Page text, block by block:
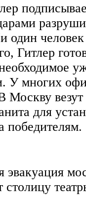
один
Гитлер
У многих
везут
для
победителям.